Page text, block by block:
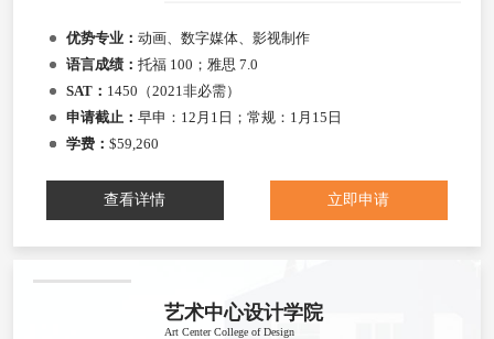
优势专业： 动画、数字媒体、影视制作
语言成绩： 托福 100；雅思 7.0
SAT： 1450（2021非必需）
申请截止： 早申：12月1日；常规：1月15日
学费： $59,260
查看详情 立即申请
艺术中心设计学院
Art Center College of Design